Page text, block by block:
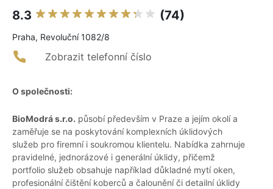
8.3 (74)
Praha, Revoluční 1082/8
Zobrazit telefonní číslo
O společnosti:
BioModrá s.r.o. působí především v Praze a jejím okolí a
zaměřuje se na poskytování komplexních úklidových
služeb pro firemní i soukromou klientelu. Nabídka zahrnuje
pravidelné, jednorázové i generální úklidy, přičemž
portfolio služeb obsahuje například důkladné mytí oken,
profesionální čištění koberců a čalounění či detailní úklidy